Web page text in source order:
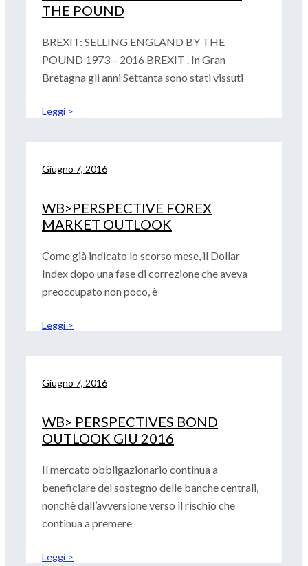
THE POUND
BREXIT: SELLING ENGLAND BY THE
POUND 1973 – 2016 BREXIT . In Gran
Bretagna gli anni Settanta sono stati vissuti
Leggi >
Giugno 7, 2016
WB>PERSPECTIVE FOREX
MARKET OUTLOOK
Come già indicato lo scorso mese, il Dollar
Index dopo una fase di correzione che aveva
preoccupato non poco, è
Leggi >
Giugno 7, 2016
WB> PERSPECTIVES BOND
OUTLOOK GIU 2016
Il mercato obbligazionario continua a
beneficiare del sostegno delle banche centrali,
nonchè dall’avversione verso il rischio che
continua a premere
Leggi >